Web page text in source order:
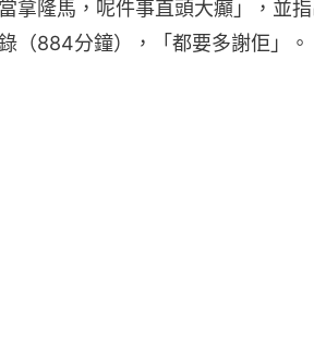
拿隆馬，呢件事直頭大癲」，並
（884分鐘），「都要多謝佢」。